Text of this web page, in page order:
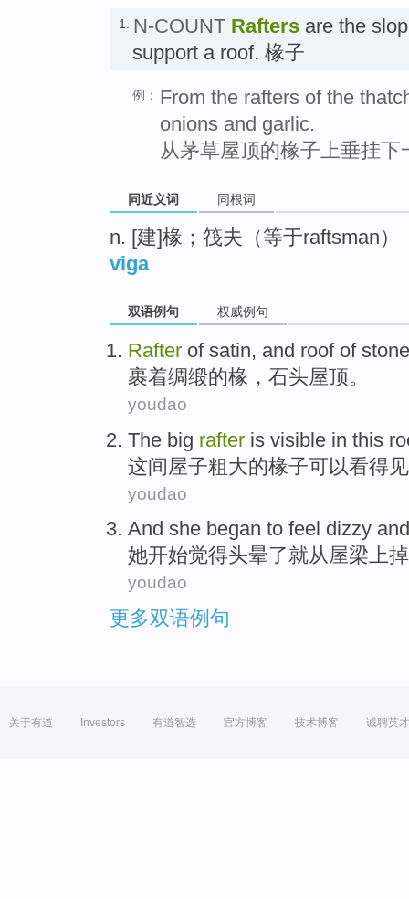
1. N-COUNT Rafters are the
support a roof. 椽子
例： From the rafters of the
onions and garlic.
从茅草屋顶的椽子上垂挂
同近义词 同根词
n. [建]椽；筏夫（等于raftsman）
viga
双语例句 权威例句
Rafter of satin, and roofof stone
裹着绸缎的椽 ， 石头屋顶。
youdao
The big rafter is visible in this
这间屋子粗大的椽子可以看得见
youdao
And she began to feel dizzy
她开始觉得头晕了就从屋梁上
youdao
更多双语例句
关于有道 Investors 有道智选 官方博客 技术博客 诚聘英才